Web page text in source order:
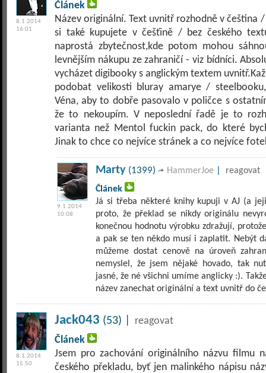
8.1.2014
16:01
Článek
Název originální. Text uvnitř rozhodně v čeština
si také kupujete v češťině / bez českého
naprostá zbytečnost,kde potom mohou
levnějším nákupu ze zahraničí - viz bídníci.
vycházet digibooky s anglickým textem
podobat velikosti bluray amarye /
Véna, aby to dobře pasovalo v poličce s
že to nekoupím. V neposlední řadě je to
varianta než Mentol fuckin pack, do které
Jinak to chce co nejvíce stránek a co nejvíce
9.1.2014
10:08
Marty (1399) HammerJoe
reagovat
Článek
Já si třeba některé knihy kupuji v AJ (a
proto, že překlad se nikdy originálu
konečnou hodnotu výrobku zdražují,
a pak se ten někdo musí i zaplatit. Nebýt
můžeme dostat cenově na úroveň
nemyslel, že jsem nějaké hovado, tak
jasné, že né všichni umíme anglicky :).
název zanechat originální a text uvnitř do
8.1.2014
15:50
Jack043 (53) |
reagovat
Článek
Jsem pro zachování originálního názvu filmu
českého překladu, byť jen malinkého nápisu